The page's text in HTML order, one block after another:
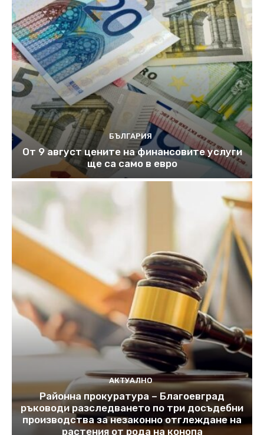
БЪЛГАРИЯ
От 9 август цените на финансовите услуги
ще са само в евро
АКТУАЛНО
Районна прокуратура – Благоевград
ръководи разследването по три досъдебни
производства за незаконно отглеждане на
растения от рода на конопа